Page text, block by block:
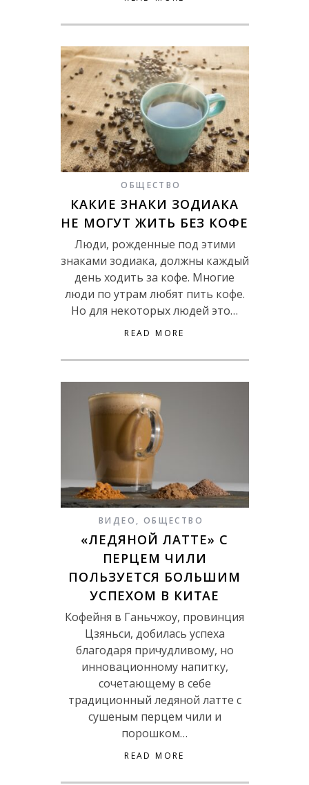
ОБЩЕСТВО
КАКИЕ ЗНАКИ ЗОДИАКА
НЕ МОГУТ ЖИТЬ БЕЗ КОФЕ
Люди, рожденные под этими
знаками зодиака, должны каждый
день ходить за кофе. Многие
люди по утрам любят пить кофе.
Но для некоторых людей это…
READ MORE
ВИДЕО , ОБЩЕСТВО
«ЛЕДЯНОЙ ЛАТТЕ» С
ПЕРЦЕМ ЧИЛИ
ПОЛЬЗУЕТСЯ БОЛЬШИМ
УСПЕХОМ В КИТАЕ
Кофейня в Ганьчжоу, провинция
Цзяньси, добилась успеха
благодаря причудливому, но
инновационному напитку,
сочетающему в себе
традиционный ледяной латте с
сушеным перцем чили и
порошком…
READ MORE